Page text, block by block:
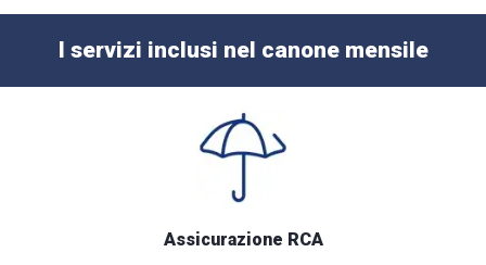
I servizi inclusi nel canone mensile
Assicurazione RCA